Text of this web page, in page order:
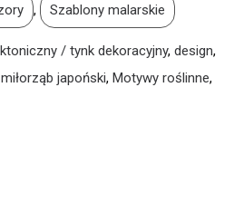
, Szablony malarskie
/ tynk dekoracyjny, design,
miłorząb japoński, Motywy roślinne,